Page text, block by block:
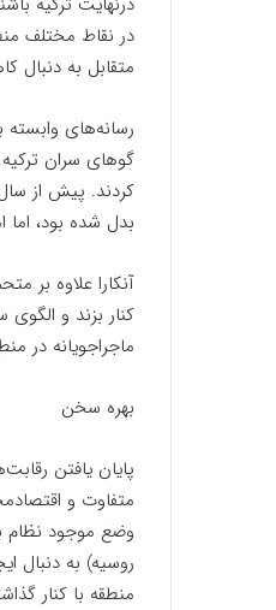
در نقاط مختلف
متقابل به دنبال
رسانه‌های
گوهای سران
بدل شده بود،
آنکارا علاوه بر
کنار بزند و
ماجراجویانه در
بهره سخن
پایان یافتن
متفاوت و
وضع موجود نظام
روسیه) به
منطقه با کنار